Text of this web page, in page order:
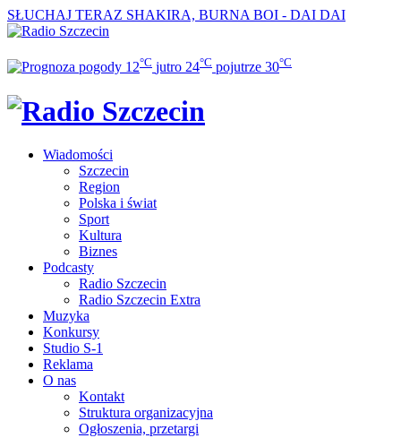
SŁUCHAJ TERAZ SHAKIRA, BURNA BOI - DAI DAI
12°C jutro 24°C pojutrze 30°C
Wiadomości
Szczecin
Region
Polska i świat
Sport
Kultura
Biznes
Podcasty
Radio Szczecin
Radio Szczecin Extra
Muzyka
Konkursy
Studio S-1
Reklama
O nas
Kontakt
Struktura organizacyjna
Ogłoszenia, przetargi